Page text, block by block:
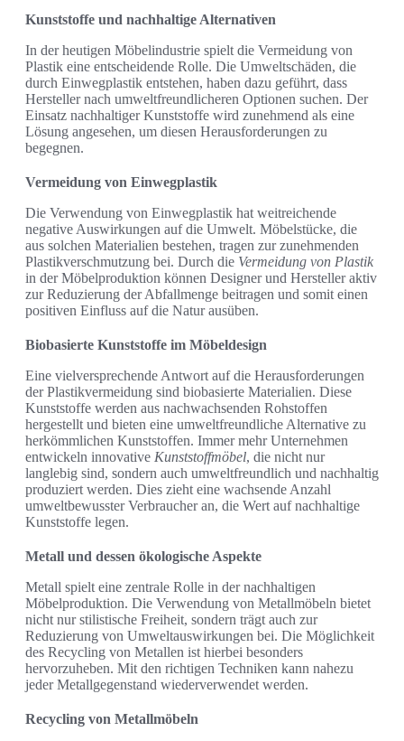
Kunststoffe und nachhaltige Alternativen
In der heutigen Möbelindustrie spielt die Vermeidung von
Plastik eine entscheidende Rolle. Die Umweltschäden, die
durch Einwegplastik entstehen, haben dazu geführt, dass
Hersteller nach umweltfreundlicheren Optionen suchen. Der
Einsatz nachhaltiger Kunststoffe wird zunehmend als eine
Lösung angesehen, um diesen Herausforderungen zu
begegnen.
Vermeidung von Einwegplastik
Die Verwendung von Einwegplastik hat weitreichende
negative Auswirkungen auf die Umwelt. Möbelstücke, die
aus solchen Materialien bestehen, tragen zur zunehmenden
Plastikverschmutzung bei. Durch die Vermeidung von Plastik
in der Möbelproduktion können Designer und Hersteller aktiv
zur Reduzierung der Abfallmenge beitragen und somit einen
positiven Einfluss auf die Natur ausüben.
Biobasierte Kunststoffe im Möbeldesign
Eine vielversprechende Antwort auf die Herausforderungen
der Plastikvermeidung sind biobasierte Materialien. Diese
Kunststoffe werden aus nachwachsenden Rohstoffen
hergestellt und bieten eine umweltfreundliche Alternative zu
herkömmlichen Kunststoffen. Immer mehr Unternehmen
entwickeln innovative Kunststoffmöbel, die nicht nur
langlebig sind, sondern auch umweltfreundlich und nachhaltig
produziert werden. Dies zieht eine wachsende Anzahl
umweltbewusster Verbraucher an, die Wert auf nachhaltige
Kunststoffe legen.
Metall und dessen ökologische Aspekte
Metall spielt eine zentrale Rolle in der nachhaltigen
Möbelproduktion. Die Verwendung von Metallmöbeln bietet
nicht nur stilistische Freiheit, sondern trägt auch zur
Reduzierung von Umweltauswirkungen bei. Die Möglichkeit
des Recycling von Metallen ist hierbei besonders
hervorzuheben. Mit den richtigen Techniken kann nahezu
jeder Metallgegenstand wiederverwendet werden.
Recycling von Metallmöbeln